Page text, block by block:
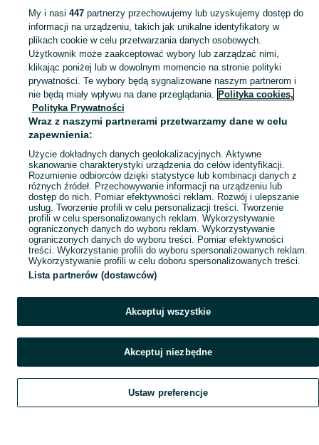
Skorzystaj z największego serwisu ogłoszeniowego - Włoszakowice i okolice! Kupuj to, czego pragniesz i sprzedawaj to, czego już nie potrzebujesz!
Mapa kategorii
Mapa miejscowości
Mapa ministron
Popularne wyszukiwania
Szukaj Obserwujesz Dodaj Czat Konto
My i nasi 447partnerzy przechowujemy lub uzyskujemy dostęp do
informacji na urządzeniu, takich jak unikalne identyfikatory w
plikach cookie w celu przetwarzania danych osobowych.
Użytkownik może zaakceptować wybory lub zarządzać nimi,
klikając poniżej lub w dowolnym momencie na stronie polityki
prywatności. Te wybory będą sygnalizowane naszym partnerom i
nie będą miały wpływu na dane przeglądania. Polityka cookies,
Polityka Prywatności
Wraz z naszymi partnerami przetwarzamy dane w celu
zapewnienia:
Użycie dokładnych danych geolokalizacyjnych. Aktywne
skanowanie charakterystyki urządzenia do celów identyfikacji.
Rozumienie odbiorców dzięki statystyce lub kombinacji danych z
różnych źródeł. Przechowywanie informacji na urządzeniu lub
dostęp do nich. Pomiar efektywności reklam. Rozwój i ulepszanie
usług. Tworzenie profili w celu personalizacji treści. Tworzenie
profili w celu spersonalizowanych reklam. Wykorzystywanie
ograniczonych danych do wyboru reklam. Wykorzystywanie
ograniczonych danych do wyboru treści. Pomiar efektywności
treści. Wykorzystanie profili do wyboru spersonalizowanych reklam.
Wykorzystywanie profili w celu doboru spersonalizowanych treści.
Lista partnerów (dostawców)
Akceptuj wszystkie
Akceptuj niezbędne
Ustaw preferencje